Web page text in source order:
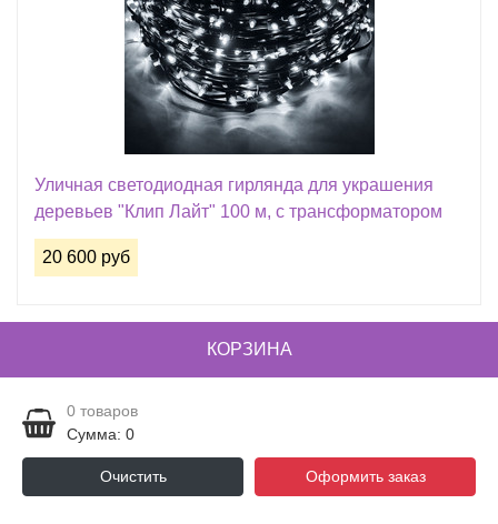
Уличная светодиодная гирлянда для украшения
деревьев "Клип Лайт" 100 м, с трансформатором
20 600 руб
КОРЗИНА
0 товаров
Сумма: 0
Очистить Оформить заказ